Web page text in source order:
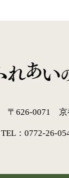
〒626-0071 京
TEL：0772-26-